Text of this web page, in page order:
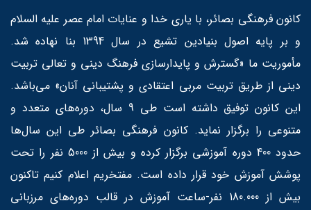
کانون فرهنگی بصائر، با یاری خدا و عنایات امام عصر علیه السلام
و بر پایه اصول بنیادین تشیع در سال 1394 بنا نهاده شد.
مأموریت ما «گسترش و پایدارسازی فرهنگ دینی و تعالی تربیت
دینی از طریق تربیت مربی اعتقادی و پشتیبانی آنان» می‌باشد.
این کانون توفیق داشته است طی 9 سال، دوره‌های متعدد و
متنوعی را برگزار نماید. کانون فرهنگی بصائر طی این سال‌ها
حدود 400 دوره آموزشی برگزار کرده و بیش از 5000 نفر را تحت
پوشش آموزش خود قرار داده است. مفتخریم اعلام کنیم تاکنون
بیش از 180.000 نفر-ساعت آموزش در قالب دوره‌های مرزبانی